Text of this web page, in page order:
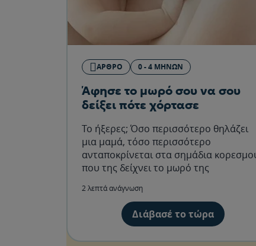
ΆΡΘΡΟ 0 - 4 ΜΗΝΏΝ
Άφησε το μωρό σου να σου
δείξει πότε χόρτασε
Το ήξερες; Όσο περισσότερο θηλάζει
μια μαμά, τόσο περισσότερο
ανταποκρίνεται στα σημάδια
που της δείχνει το μωρό της
2 λεπτά ανάγνωση
Διάβασέ το τώρα